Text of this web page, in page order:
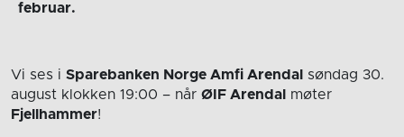
februar.
Vi ses i Sparebanken Norge Amfi Arendal søndag 30.
august klokken 19:00 – når ØIF Arendal møter
Fjellhammer!